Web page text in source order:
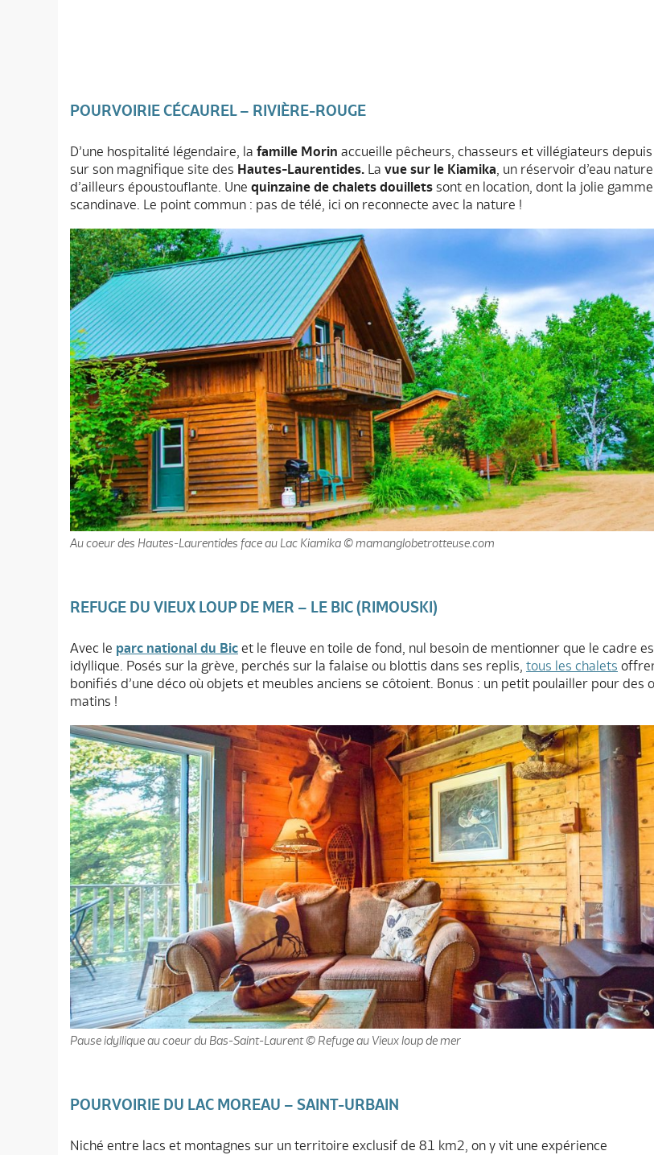
POURVOIRIE CÉCAUREL – RIVIÈRE-ROUGE
D’une hospitalité légendaire, la famille Morin accueille pêcheurs, chasseurs et villégiateurs
sur son magnifique site des Hautes-Laurentides. La vue sur le Kiamika , un réservoir d’eau
d’ailleurs époustouflante. Une quinzaine de chalets douillets sont en location, dont la jolie
scandinave. Le point commun : pas de télé, ici on reconnecte avec la nature !
Au coeur des Hautes-Laurentides face au Lac Kiamika © mamanglobetrotteuse.com
REFUGE DU VIEUX LOUP DE MER – LE BIC (RIMOUSKI)
Avec le parc national du Bic et le fleuve en toile de fond, nul besoin de mentionner que le cadre
idyllique. Posés sur la grève, perchés sur la falaise ou blottis dans ses replis, tous les chalets
bonifiés d’une déco où objets et meubles anciens se côtoient. Bonus : un petit poulailler pour
matins !
Pause idyllique au coeur du Bas-Saint-Laurent © Refuge au Vieux loup de mer
POURVOIRIE DU LAC MOREAU – SAINT-URBAIN
Niché entre lacs et montagnes sur un territoire exclusif de 81 km2, on y vit une expérience